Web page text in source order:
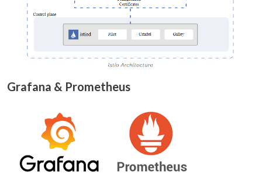
Grafana & Prometheus